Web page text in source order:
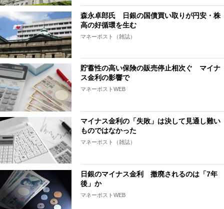
森永卓郎氏 日銀の国債買い取りが円安・株
高の好循環を生む
マネーポスト（雑誌）
貯蓄性の高い保険の販売停止相次ぐ マイナ
ス金利の影響で
マネーポストWEB
マイナス金利の「失敗」は決して見通し難い
ものではなかった
マネーポスト（雑誌）
日銀のマイナス金利 撤廃されるのは「7年
後」か
マネーポストWEB